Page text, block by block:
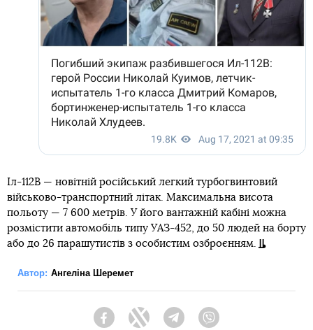
Іл-112В — новітній російський легкий турбогвинтовий
військово-транспортний літак. Максимальна висота
польоту — 7 600 метрів. У його вантажній кабіні можна
розмістити автомобіль типу УАЗ-452, до 50 людей на борту
або до 26 парашутистів з особистим озброєнням.
Автор: Ангеліна Шеремет
FacebookTwitter Telegram